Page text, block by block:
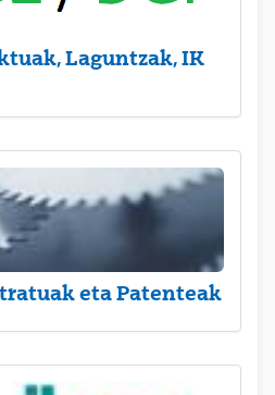
Laguntzak, IK
eta Patenteak